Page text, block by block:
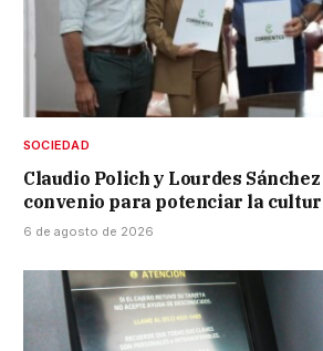
SOCIEDAD
Claudio Polich y Lourdes
convenio para potenciar la
6 de agosto de 2026